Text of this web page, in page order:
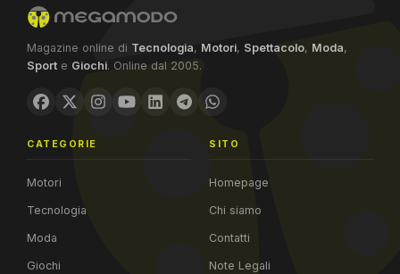
Magazine online di Tecnologia, Motori, Spettacolo, Moda,
Sport e Giochi. Online dal 2005.
CATEGORIE
Motori
Tecnologia
Moda
Giochi
SITO
Homepage
Chi siamo
Contatti
Note Legali